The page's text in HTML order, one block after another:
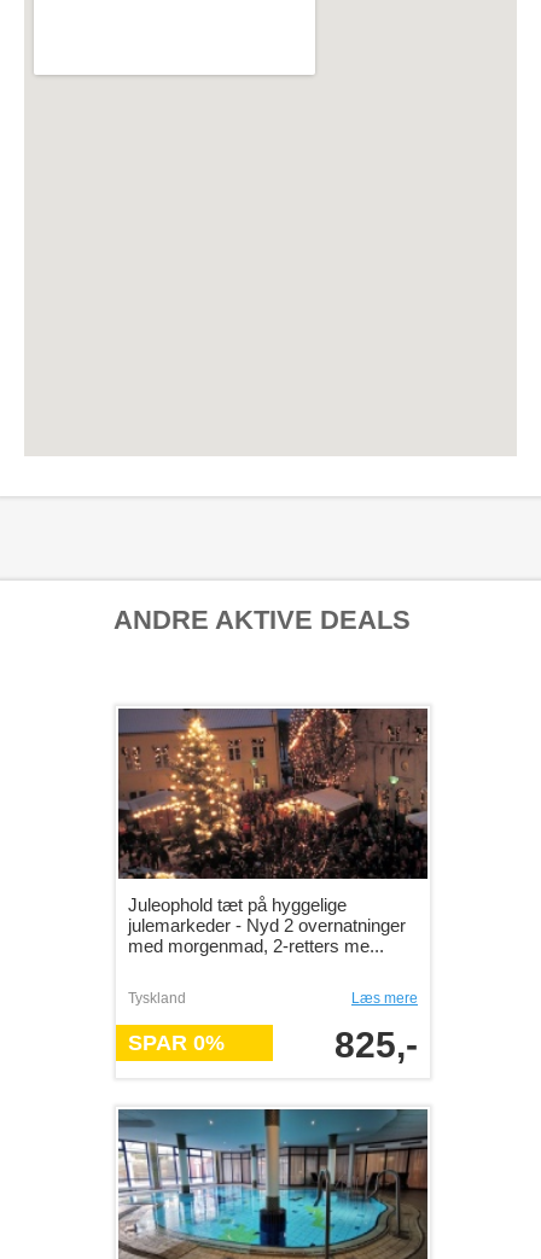
ANDRE AKTIVE DEALS
Juleophold tæt på hyggelige
julemarkeder - Nyd 2 overnatninger
med morgenmad, 2-retters me...
Tyskland Læs mere
SPAR 0% 825,-